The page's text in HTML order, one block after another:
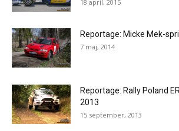
18 april, 2015
Reportage: Micke Mek-
7 maj, 2014
Reportage: Rally Poland
2013
15 september, 2013